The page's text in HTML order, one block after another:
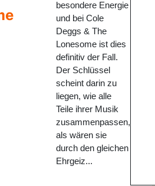
besondere Energie
und bei Cole
Deggs & The
Lonesome ist dies
definitiv der Fall.
Der Schlüssel
scheint darin zu
liegen, wie alle
Teile ihrer Musik
zusammenpassen,
als wären sie
durch den gleichen
Ehrgeiz...